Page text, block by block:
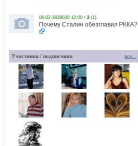
06-02-3938030 12:00 / 2 (1)
Почему Сталин обезглавил РККА?
все...
Участники / подписчики